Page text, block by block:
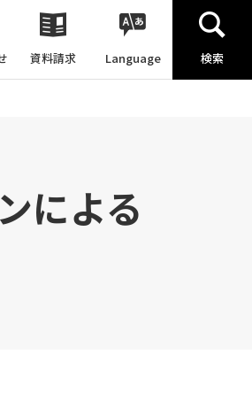
資料請求 Language 検索
による